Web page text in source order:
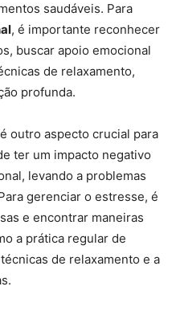
saudáveis. Para
, é importante reconhecer
buscar apoio emocional
de relaxamento,
profunda.
é outro aspecto crucial para
ter um impacto negativo
levando a problemas
gerenciar o estresse, é
e encontrar maneiras
a prática regular de
de relaxamento e a